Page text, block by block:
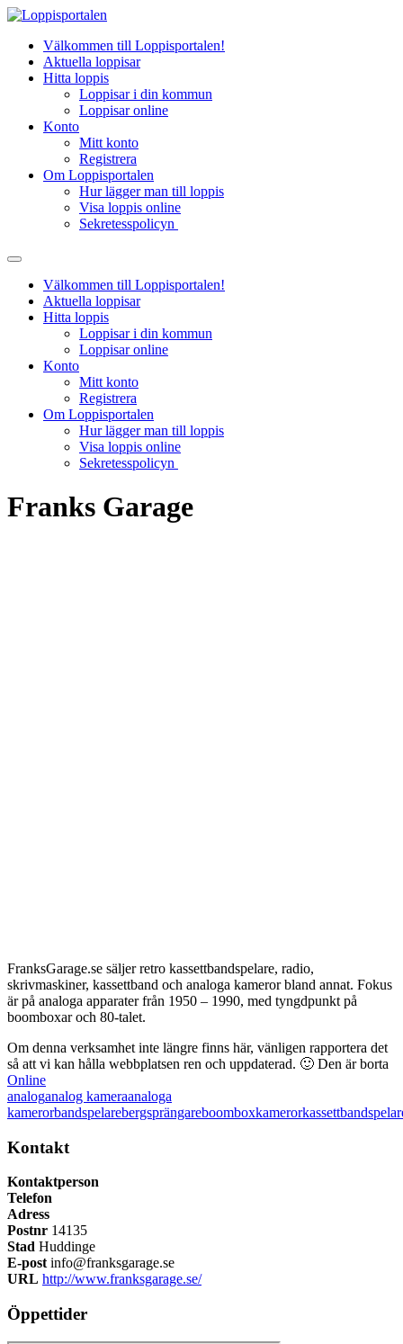
Hoppa
innehållVälkommen till Loppisportalen!
Aktuella loppisar
Hitta loppis
Loppisar i din kommun
Loppisar online
Konto
Mitt konto
Registrera
Om Loppisportalen
Hur lägger man till loppis
Visa loppis online
Sekretesspolicyn
Välkommen till Loppisportalen!
Aktuella loppisar
Hitta loppis
Loppisar i din kommun
Loppisar online
Konto
Mitt konto
Registrera
Om Loppisportalen
Hur lägger man till loppis
Visa loppis online
Sekretesspolicyn
Franks Garage
FranksGarage.se säljer retro kassettbandspelare, radio,
skrivmaskiner, kassettband och analoga kameror bland annat. Fokus
är på analoga apparater från 1950 – 1990, med tyngdpunkt på
boomboxar och 80-talet.
Om denna verksamhet inte längre finns här, vänligen rapportera det
så att vi kan hålla webbplatsen ren och uppdaterad. 🙂 Den är borta
Online
analoganalog kameraanaloga
kamerorbandspelarebergsprängareboomboxkameror
Kontakt
Kontaktperson
Telefon
Adress
Postnr 14135
Stad Huddinge
E-post info@franksgarage.se
URL http://www.franksgarage.se/
Öppettider